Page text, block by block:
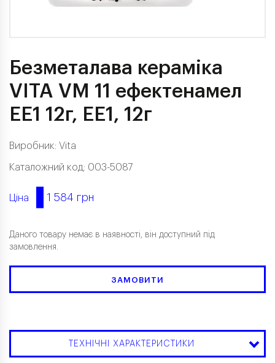
Безметалава кераміка
VITA VM 11 ефектенамел
EE1 12г, EE1, 12г
Виробник: Vita
Каталожний код: 003-5087
Ціна 1 584 грн
Даного товару немає в наявності, він доступний під
замовлення.
ЗАМОВИТИ
ТЕХНІЧНІ ХАРАКТЕРИСТИКИ